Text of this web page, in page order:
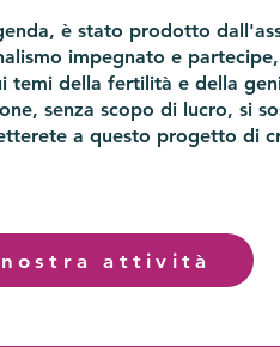
il seme
è stato prodotto
impegnato e
temi della fertilità e della
senza scopo di lucro, si
a questo progetto di
attività